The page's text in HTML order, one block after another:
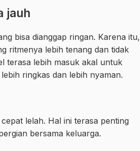
jauh
bisa dianggap ringan. Karena itu,
ritmenya lebih tenang dan tidak
terasa lebih masuk akal untuk
ringkas dan lebih nyaman.
lelah. Hal ini terasa penting
bersama keluarga.